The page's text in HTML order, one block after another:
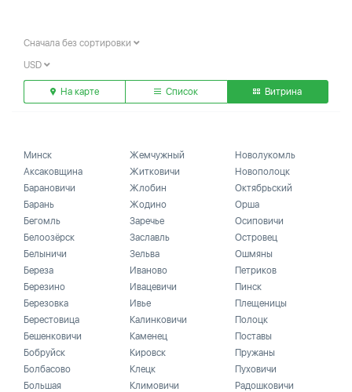
Сначала без сортировки
USD
На карте Список Витрина
Минск
Аксаковщина
Барановичи
Барань
Бегомль
Белоозёрск
Белыничи
Береза
Березино
Березовка
Берестовица
Бешенковичи
Бобруйск
Болбасово
Большая
Жемчужный
Житковичи
Жлобин
Жодино
Заречье
Заславль
Зельва
Иваново
Ивацевичи
Ивье
Калинковичи
Каменец
Кировск
Клецк
Климовичи
Новолукомль
Новополоцк
Октябрьский
Орша
Осиповичи
Островец
Ошмяны
Петриков
Пинск
Плещеницы
Полоцк
Поставы
Пружаны
Пуховичи
Радошковичи